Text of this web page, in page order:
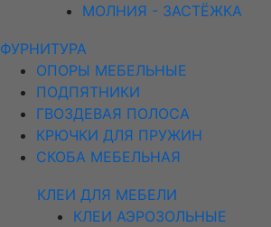
МОЛНИЯ - ЗАСТЁЖКА
ФУРНИТУРА
ОПОРЫ МЕБЕЛЬНЫЕ
ПОДПЯТНИКИ
ГВОЗДЕВАЯ ПОЛОСА
КРЮЧКИ ДЛЯ ПРУЖИН
СКОБА МЕБЕЛЬНАЯ
КЛЕИ ДЛЯ МЕБЕЛИ
КЛЕИ АЭРОЗОЛЬНЫЕ